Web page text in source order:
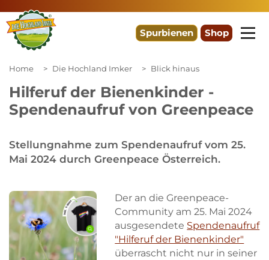
Spurbienen Shop
Home Die Hochland Imker Blick hinaus
Hilferuf der Bienenkinder -
Spendenaufruf von Greenpeace
Stellungnahme zum Spendenaufruf vom 25.
Mai 2024 durch Greenpeace Österreich.
Der an die Greenpeace-
Community am 25. Mai 2024
ausgesendete Spendenaufruf
"Hilferuf der Bienenkinder"
überrascht nicht nur in seiner